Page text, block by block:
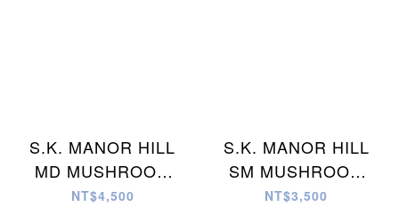
S.K. MANOR HILL
MD MUSHROOM
KYCHN/NCKLC 項
NT$4,500
S.K. MANOR HILL
SM MUSHROOM
KYCHN/NCKLC 項
NT$3,500